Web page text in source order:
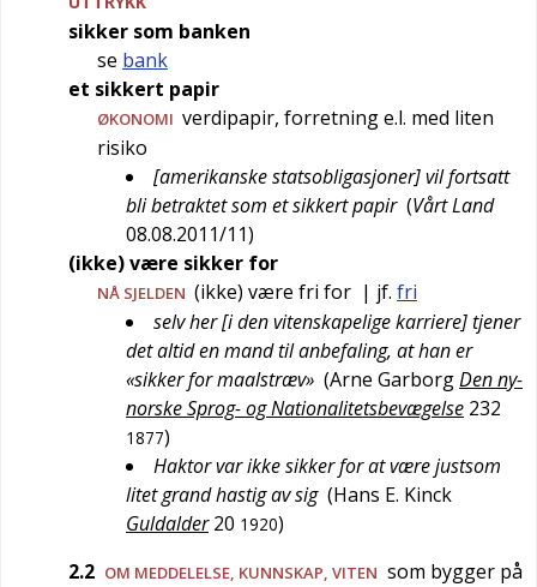
sikker som banken
se bank
et sikkert papir
ØKONOMI verdipapir, forretning e.l. med liten
risiko
[amerikanske statsobligasjoner] vil fortsatt
bli betraktet som et sikkert papir (Vårt Land
08.08.2011/11)
(ikke) være sikker for
NÅ SJELDEN (ikke) være fri for | jf. fri
selv her [i den vitenskapelige karriere] tjener
det altid en mand til anbefaling, at han er
«sikker for maalstræv» (Arne GarborgDen ny-
norske Sprog- og Nationalitetsbevægelse 232
1877)
Haktor var ikke sikker for at være justsom
litet grand hastig av sig (Hans E. Kinck
Guldalder 20 1920)
2.2 OM MEDDELELSE, KUNNSKAP, VITEN som bygger på